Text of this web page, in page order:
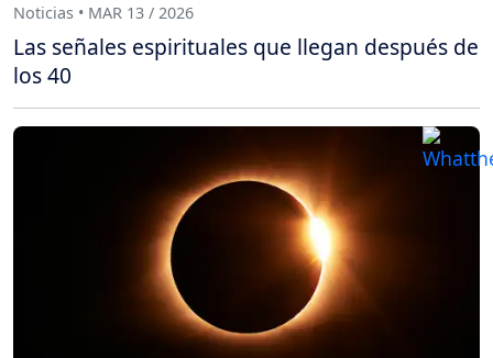
Noticias • MAR 13 / 2026
Las señales espirituales que llegan después de
los 40